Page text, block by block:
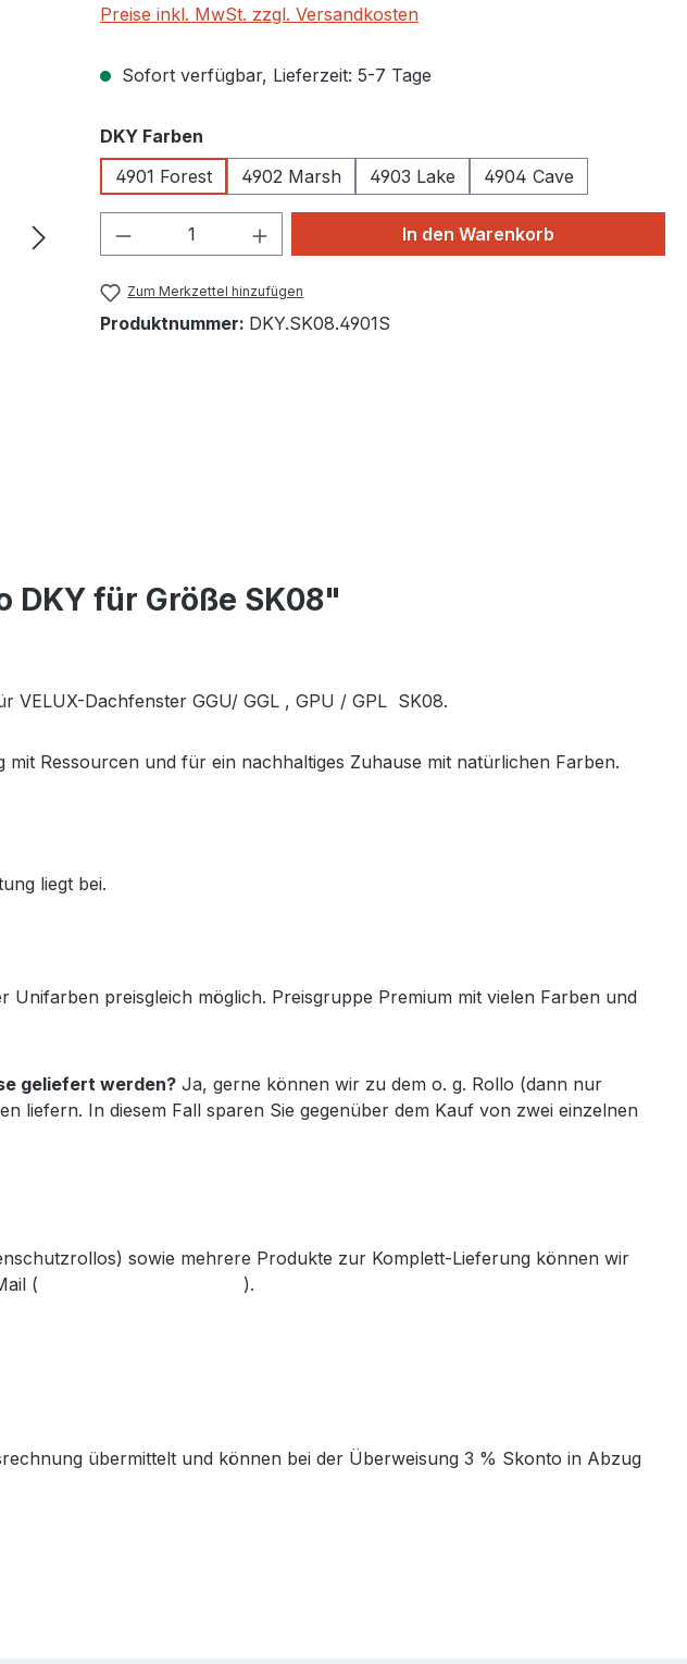
Preise inkl. MwSt. zzgl. Versandkosten
Sofort verfügbar, Lieferzeit: 5-7 Tage
DKY Farben
4901 Forest
4902 Marsh 4903 Lake 4904 Cave
Produkt Anzahl: Gib den gewünschten Wert
In den Warenkorb
Zum Merkzettel hinzufügen
Produktnummer: DKY.SK08.4901S
für Größe SK08"
Dachfenster GGU/ GGL , GPU / GPL SK08.
Ressourcen und für ein nachhaltiges Zuhause mit natürlichen Farben.
liegt bei.
Unifarben preisgleich möglich. Preisgruppe Premium mit vielen Farben und
geliefert werden? Ja, gerne können wir zu dem o. g. Rollo (dann nur
liefern. In diesem Fall sparen Sie gegenüber dem Kauf von zwei einzelnen
sowie mehrere Produkte zur Komplett-Lieferung können wir
( ).
übermittelt und können bei der Überweisung 3 % Skonto in Abzug